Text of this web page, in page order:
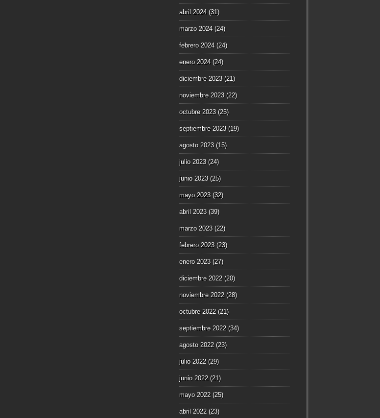
abril 2024(31)
marzo 2024(24)
febrero 2024(24)
enero 2024(24)
diciembre 2023(21)
noviembre 2023(22)
octubre 2023(25)
septiembre 2023(19)
agosto 2023(15)
julio 2023(24)
junio 2023(25)
mayo 2023(32)
abril 2023(39)
marzo 2023(22)
febrero 2023(23)
enero 2023(27)
diciembre 2022 (20)
noviembre 2022 (28)
octubre 2022 (21)
septiembre 2022 (34)
agosto 2022 (23)
julio 2022 (29)
junio 2022 (21)
mayo 2022 (25)
abril 2022 (23)